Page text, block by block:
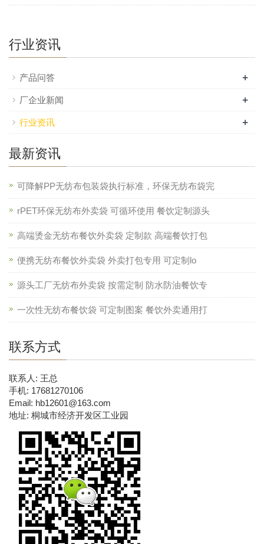
行业资讯
产品问答 +
厂企业新闻 +
行业资讯 +
最新资讯
可降解PP无纺布包装袋执行标准，环保无纺布袋完
rPET环保无纺布外卖袋 可循环使用 餐饮定制源头
高端烫金无纺布餐饮外卖袋 定制款 高端餐饮打包
便携无纺布餐饮外卖袋 外卖打包专用 可定制lo
源头工厂无纺布外卖袋 按需定制 防水防油餐饮专
一次性无纺布餐饮袋 可定制图案 餐饮外卖通用打
联系方式
联系人: 王总
手机: 17681270106
Email: hb12601@163.com
地址: 桐城市经济开发区工业园